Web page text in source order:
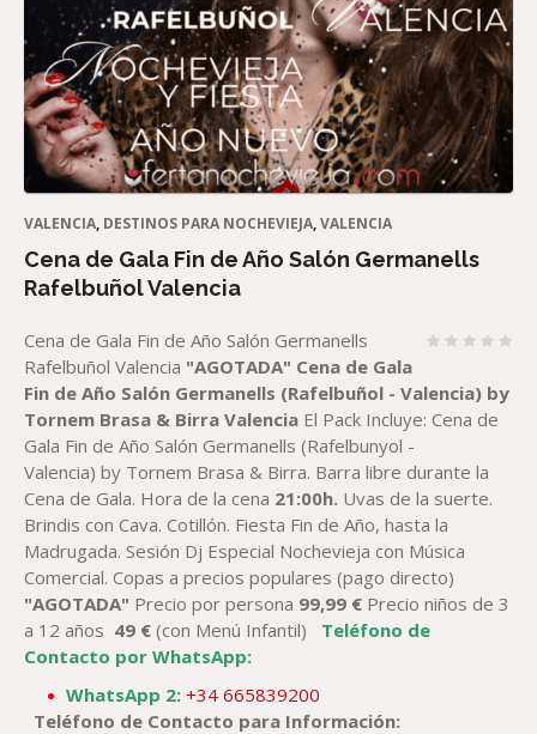
VALENCIA, DESTINOS PARA NOCHEVIEJA,VALENCIA
Cena de Gala Fin de Año Salón Germanells
Rafelbuñol Valencia
Cena de Gala Fin de Año Salón Germanells
Rafelbuñol Valencia "AGOTADA" Cena de Gala
Fin de Año Salón Germanells (Rafelbuñol -Valencia) by
Tornem Brasa & Birra Valencia El Pack Incluye: Cena de
Gala Fin de Año Salón Germanells (Rafelbunyol -
Valencia) by Tornem Brasa & Birra. Barra libre durante la
Cena de Gala. Hora de la cena 21:00h. Uvas de la suerte.
Brindis con Cava. Cotillón. Fiesta Fin de Año, hasta la
Madrugada. Sesión Dj Especial Nochevieja con Música
Comercial. Copas a precios populares (pago directo)
"AGOTADA" Precio por persona 99,99 € Precio niños de 3
a 12 años 49 €(con Menú Infantil) Teléfono de
Contacto por WhatsApp:
WhatsApp 2: +34 665839200
Teléfono de Contacto para Información: